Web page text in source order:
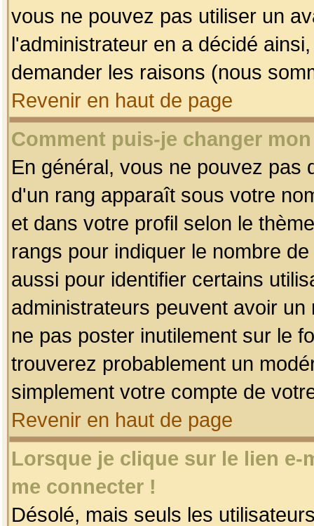
vous ne pouvez pas utiliser un
l'administrateur en a décidé
demander les raisons (nous
Revenir en haut de page
Comment puis-je changer
En général, vous ne pouvez pas
d'un rang apparaît sous votre
et dans votre profil selon le
rangs pour indiquer le nombre
aussi pour identifier certains
administrateurs peuvent avoir
ne pas poster inutilement sur le
trouverez probablement un
simplement votre compte de
Revenir en haut de page
Lorsque je clique sur le lien
me connecter !
Désolé, mais seuls les